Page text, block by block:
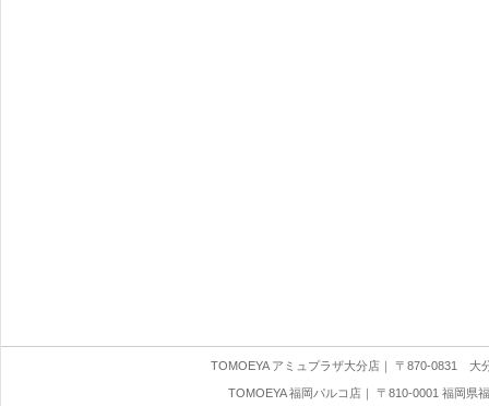
TOMOEYA アミュプラザ大分店 ｜ 〒870-0831 大
TOMOEYA 福岡パルコ店｜ 〒810-0001 福岡県